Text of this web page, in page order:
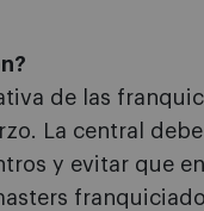
de las
La central
y evitar que